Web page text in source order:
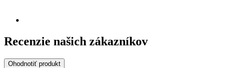
Recenzie našich zákazníkov
Ohodnotiť produkt